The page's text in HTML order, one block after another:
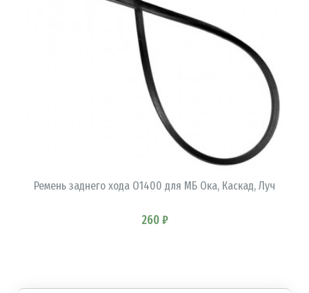
Ремень заднего хода О1400 для МБ Ока, Каскад, Луч
260 ₽